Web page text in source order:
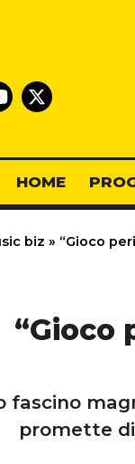
HOME
biz » “Gioco
“Gioco
fascino
promette